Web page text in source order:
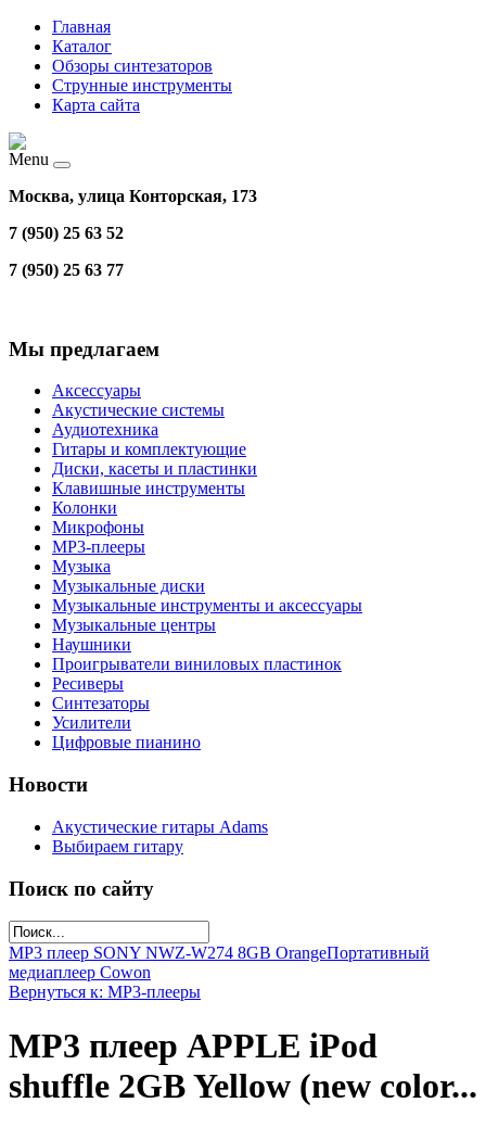
Главная
Каталог
Обзоры синтезаторов
Струнные инструменты
Карта сайта
Menu
Москва, улица Конторская, 173
7 (950) 25 63 52
7 (950) 25 63 77
Мы предлагаем
Аксессуары
Акустические системы
Аудиотехника
Гитары и комплектующие
Диски, касеты и пластинки
Клавишные инструменты
Колонки
Микрофоны
МР3-плееры
Музыка
Музыкальные диски
Музыкальные инструменты и аксессуары
Музыкальные центры
Наушники
Проигрыватели виниловых пластинок
Ресиверы
Синтезаторы
Усилители
Цифровые пианино
Новости
Акустические гитары Adams
Выбираем гитару
Поиск по сайту
MP3 плеер SONY NWZ-W274 8GB OrangeПортативный
медиаплеер Cowon
Вернуться к: МР3-плееры
MP3 плеер APPLE iPod
shuffle 2GB Yellow (new color...